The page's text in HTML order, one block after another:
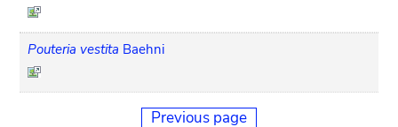
Pouteria vestita Baehni
Previous page